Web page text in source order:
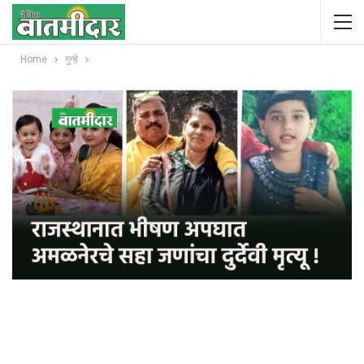
Home गुन्हे